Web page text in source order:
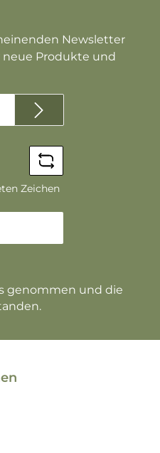
Newsletter
neue Produkte und
Zeichen